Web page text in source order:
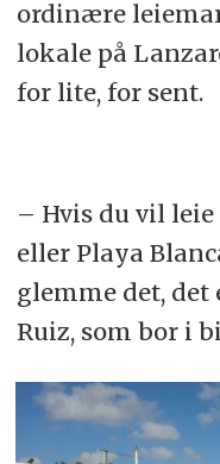
ordinære
lokale på
for lite, for sent.
– Hvis du vil
eller Playa
glemme det, det
Ruiz, som bor i